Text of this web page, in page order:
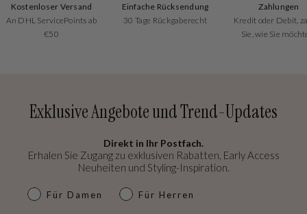
Versand
ab
Einfache Rücksendung
30 Tage Rückgaberecht
Zahlungen
Kredit oder Debit, zahlen
Sie, wie Sie möchten!
Exklusive Angebote und Trend-Updates
Direkt in Ihr Postfach.
Erhalen Sie Zugang zu exklusiven Rabatten, Early Access
Neuheiten und Styling-Inspiration.
dames & heren
Für Damen Für Herren